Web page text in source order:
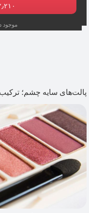
موجود
پالت‌های سایه چشم؛